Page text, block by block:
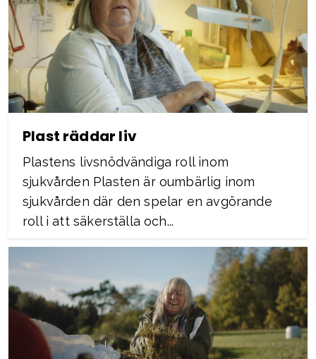
Plast räddar liv
Plastens livsnödvändiga roll inom
sjukvården Plasten är oumbärlig inom
sjukvården där den spelar en avgörande
roll i att säkerställa och...